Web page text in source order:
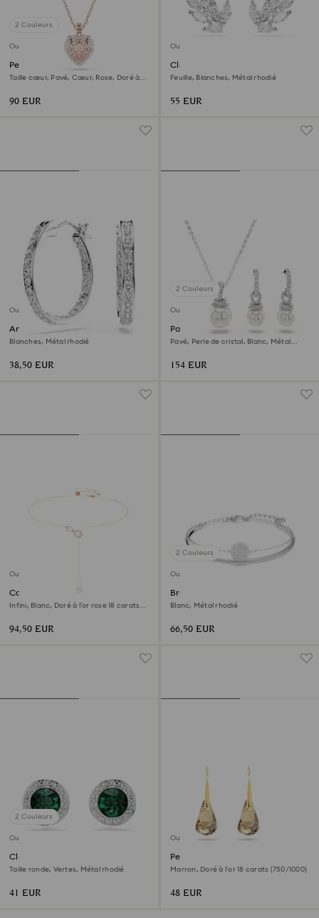
2 Couleurs
Outlet
Pendentif One
Taille cœur, Pavé, Cœur, Rose, Doré à
90 EUR
Outlet
Clous d'oreilles Louison
Feuille, Blanches, Métal rhodié
55 EUR
Outlet
Anneaux d'oreilles Sommerset
Blanches, Métal rhodié
38,50 EUR
2 Couleurs
Outlet
Parure Originally
Pavé, Perle de cristal, Blanc, Métal
154 EUR
Outlet
Collier en Y Hyperbola
Infini, Blanc, Doré à l’or rose 18 carats
94,50 EUR
2 Couleurs
Outlet
Bracelet-jonc Sublima
Blanc, Métal rhodié
66,50 EUR
2 Couleurs
Outlet
Clous d'oreilles Una Angelic
Taille ronde, Vertes, Métal rhodié
41 EUR
Outlet
Pendants d'oreilles Energic
Marron, Doré à l’or 18 carats (750/1000)
48 EUR